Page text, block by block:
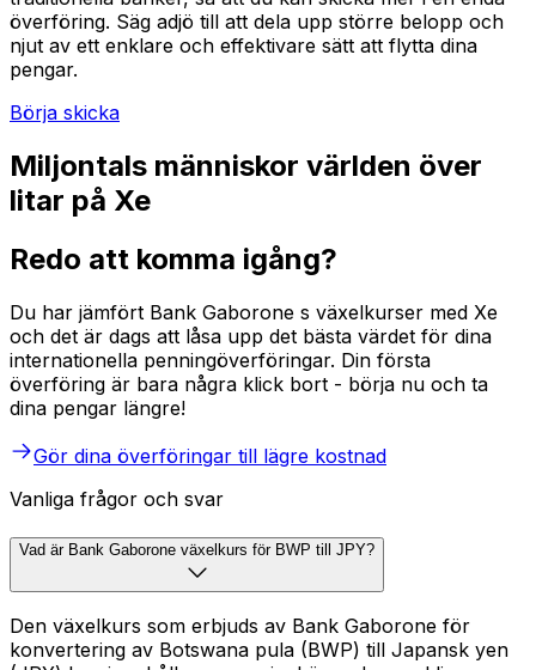
överföring. Säg adjö till att dela upp större belopp och
njut av ett enklare och effektivare sätt att flytta dina
pengar.
Börja skicka
Miljontals människor världen över
litar på Xe
Redo att komma igång?
Du har jämfört Bank Gaborone s växelkurser med Xe
och det är dags att låsa upp det bästa värdet för dina
internationella penningöverföringar. Din första
överföring är bara några klick bort - börja nu och ta
dina pengar längre!
Gör dina överföringar till lägre kostnad
Vanliga frågor och svar
Vad är Bank Gaborone växelkurs för BWP till JPY?
Den växelkurs som erbjuds av Bank Gaborone för
konvertering av Botswana pula (BWP) till Japansk yen